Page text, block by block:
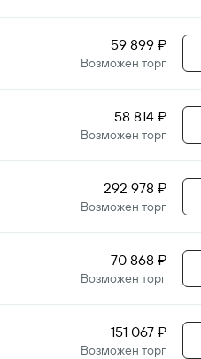
59 899 ₽
Возможен торг
58 814 ₽
Возможен торг
292 978 ₽
Возможен торг
70 868 ₽
Возможен торг
151 067 ₽
Возможен торг